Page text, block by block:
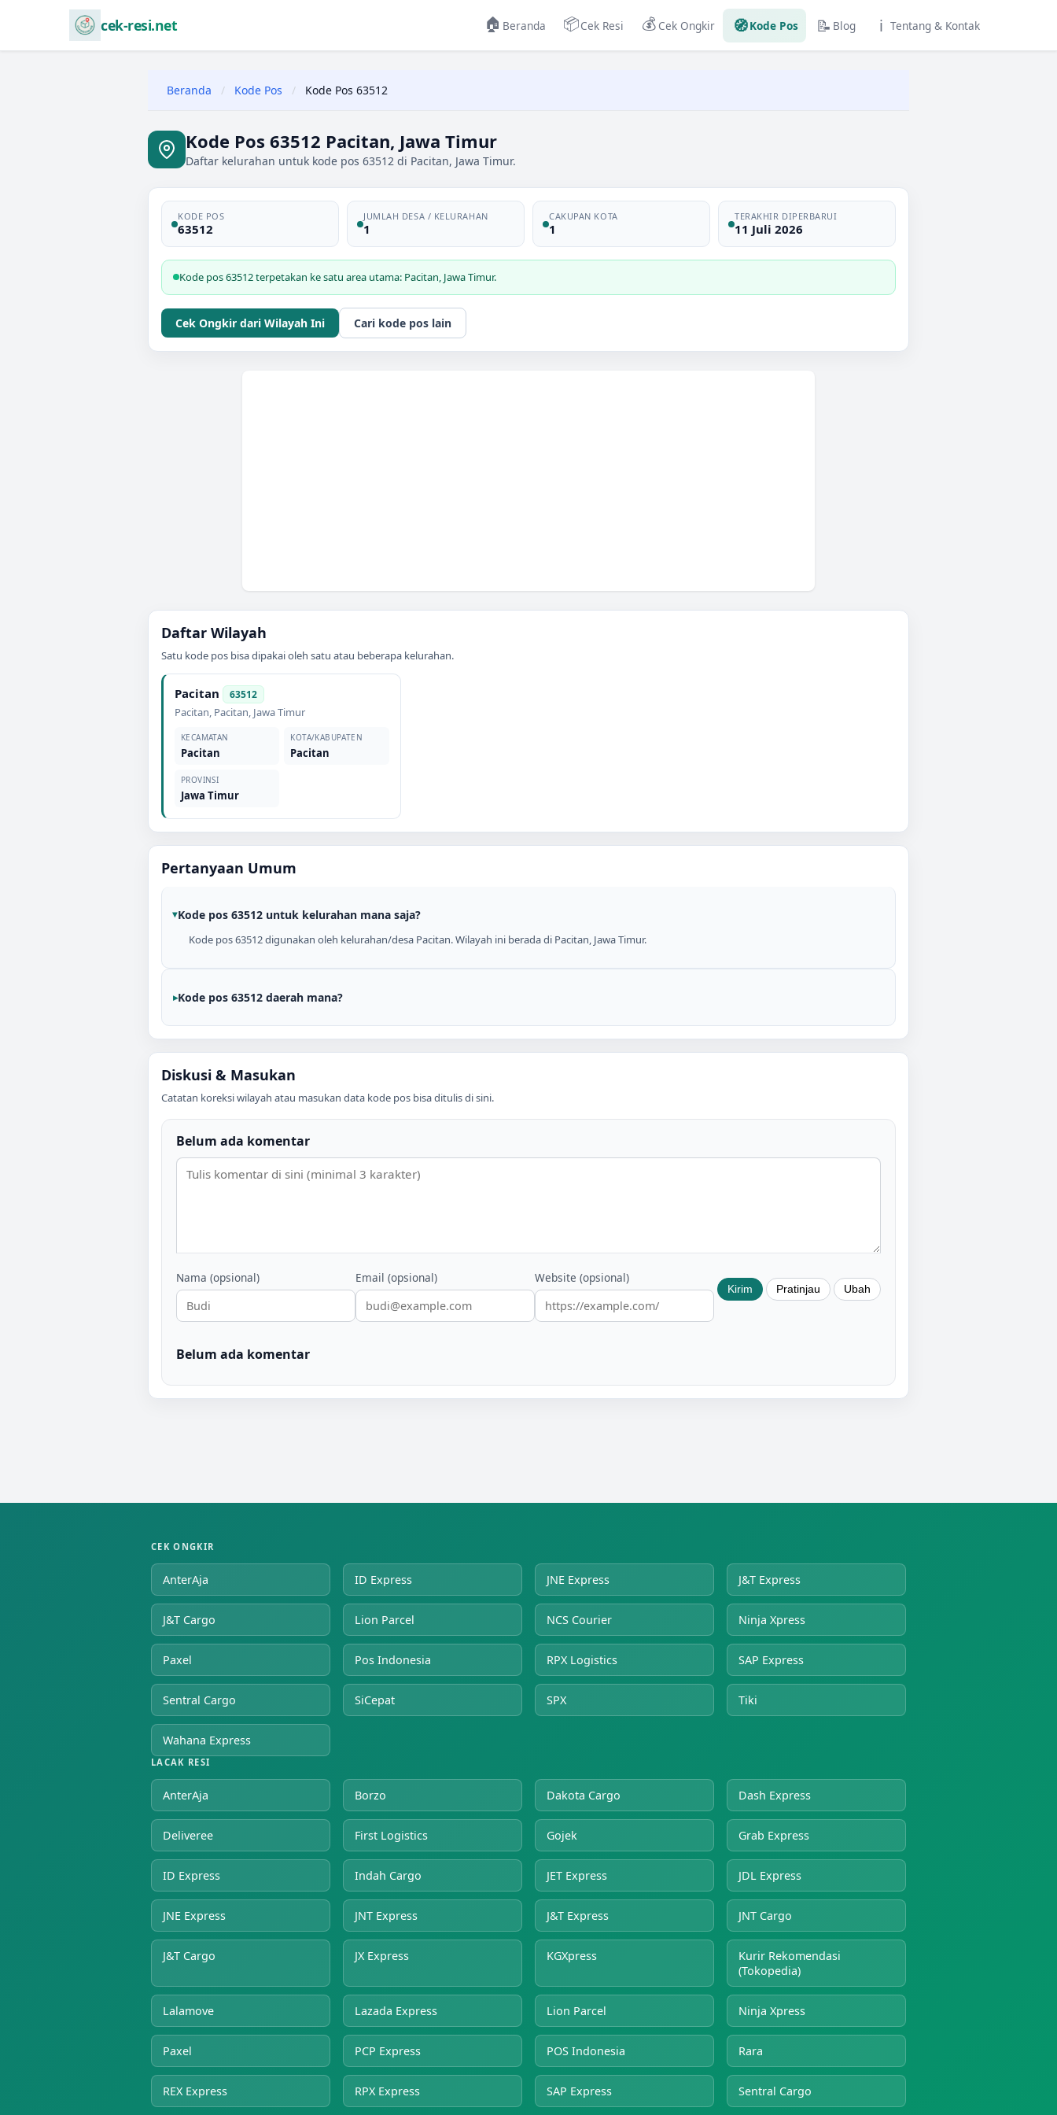
cek-resi.net 🏠 Beranda 📦Cek Resi 💰 Cek Ongkir 🧭Kode Pos 📝 Blog ℹ️ Tentang & Kontak
Beranda / Kode Pos / Kode Pos 63512
Kode Pos 63512 Pacitan, Jawa Timur
Daftar kelurahan untuk kode pos 63512 di Pacitan, Jawa Timur.
KODE POS
63512
JUMLAH DESA / KELURAHAN
1
CAKUPAN KOTA
1
TERAKHIR DIPERBARUI
11 Juli 2026
Kode pos 63512 terpetakan ke satu area utama: Pacitan, Jawa Timur.
Cek Ongkir dari Wilayah Ini Cari kode pos lain
Daftar Wilayah
Satu kode pos bisa dipakai oleh satu atau beberapa kelurahan.
Pacitan 63512
Pacitan, Pacitan, Jawa Timur
KECAMATAN
Pacitan
KOTA/KABUPATEN
Pacitan
PROVINSI
Jawa Timur
Pertanyaan Umum
Kode pos 63512 untuk kelurahan mana saja?
Kode pos 63512 digunakan oleh kelurahan/desa Pacitan. Wilayah ini berada di Pacitan, Jawa Timur.
Kode pos 63512 daerah mana?
Diskusi & Masukan
Catatan koreksi wilayah atau masukan data kode pos bisa ditulis di sini.
Belum ada komentar
Nama (opsional) Email (opsional) Website (opsional)
Belum ada komentar
CEK ONGKIR
AnterAja ID Express JNE Express J&T Express
J&T Cargo Lion Parcel NCS Courier Ninja Xpress
Paxel Pos Indonesia RPX Logistics SAP Express
Sentral Cargo SiCepat SPX Tiki
Wahana Express
LACAK RESI
AnterAja Borzo Dakota Cargo Dash Express
Deliveree First Logistics Gojek Grab Express
ID Express Indah Cargo JET Express JDL Express
JNE Express JNT Express J&T Express JNT Cargo
J&T Cargo JX Express KGXpress
Kurir Rekomendasi
(Tokopedia)
Lalamove Lazada Express Lion Parcel Ninja Xpress
Paxel PCP Express POS Indonesia Rara
REX Express RPX Express SAP Express Sentral Cargo